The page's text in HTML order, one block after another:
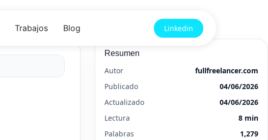
Trabajos Blog Linkedin
Resumen
Autor
fullfreelancer.com
Publicado
04/06/2026
Actualizado
04/06/2026
Lectura
8 min
Palabras
1,279